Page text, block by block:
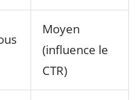
Moyen
(influence le
CTR)